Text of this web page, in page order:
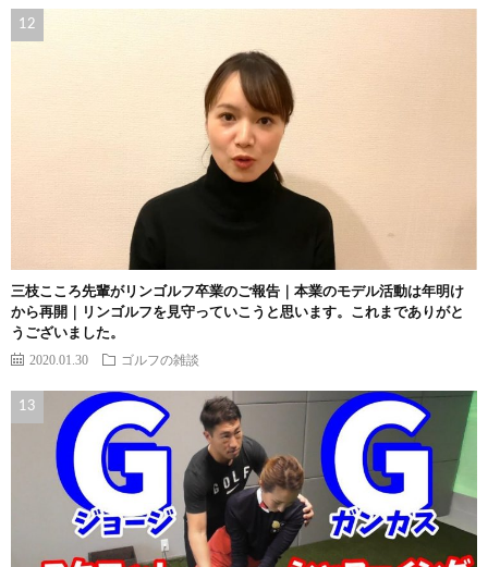
三枝こころ先輩がリンゴルフ卒業のご報告｜本業のモデル活動は年明け
から再開｜リンゴルフを見守っていこうと思います。これまでありがと
うございました。
2020.01.30 ゴルフの雑談